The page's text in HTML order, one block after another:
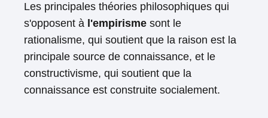
Les principales théories philosophiques qui
s'opposent à l'empirisme sont le
rationalisme, qui soutient que la raison est la
principale source de connaissance, et le
constructivisme, qui soutient que la
connaissance est construite socialement.